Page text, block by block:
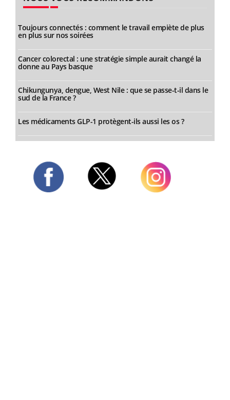
Toujours connectés : comment le travail empiète de plus
en plus sur nos soirées
Cancer colorectal : une stratégie simple aurait changé la
donne au Pays basque
Chikungunya, dengue, West Nile : que se passe-t-il dans le
sud de la France ?
Les médicaments GLP-1 protègent-ils aussi les os ?